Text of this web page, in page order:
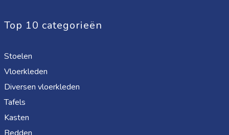
Top 10 categorieën
Stoelen
Vloerkleden
Diversen vloerkleden
Tafels
Kasten